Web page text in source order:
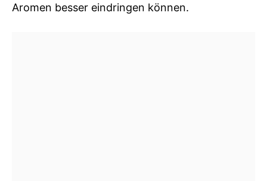
Aromen besser eindringen können.